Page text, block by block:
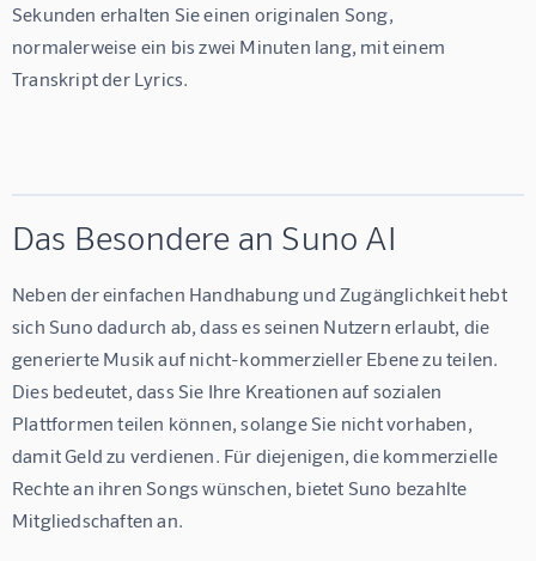
Sekunden erhalten Sie einen originalen Song,
normalerweise ein bis zwei Minuten lang, mit einem
Transkript der Lyrics.
Das Besondere an Suno AI
Neben der einfachen Handhabung und Zugänglichkeit hebt
sich Suno dadurch ab, dass es seinen Nutzern erlaubt, die
generierte Musik auf nicht-kommerzieller Ebene zu teilen.
Dies bedeutet, dass Sie Ihre Kreationen auf sozialen
Plattformen teilen können, solange Sie nicht vorhaben,
damit Geld zu verdienen. Für diejenigen, die kommerzielle
Rechte an ihren Songs wünschen, bietet Suno bezahlte
Mitgliedschaften an.